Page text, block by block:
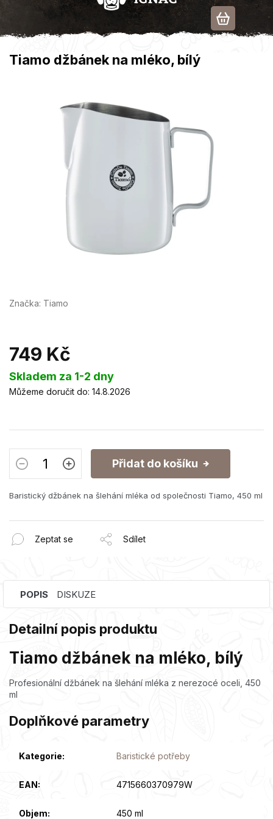
Přejít
Tiamo džbánek na mléko, bílý
Značka: Tiamo
749 Kč
Měrná
cena:
Skladem za 1-2 dny
Můžeme doručit do: 14.8.2026
Přidat do košíku
Baristický džbánek na šlehání mléka od společnosti Tiamo, 450 ml
Zeptat se Sdílet
POPIS DISKUZE
Detailní popis produktu
Tiamo džbánek na mléko, bílý
Profesionální džbánek na šlehání mléka z nerezocé oceli, 450
ml
Doplňkové parametry
Kategorie: Baristické potřeby
EAN: 4715660370979W
Objem: 450 ml